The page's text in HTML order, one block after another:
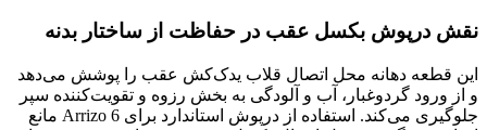
نقش درپوش بکسل عقب در حفاظت از ساختار بدنه
این قطعه دهانه محل اتصال قلاب یدک‌کش عقب را پوشش می‌دهد
و از ورود گردوغبار، آب و آلودگی به بخش رزوه و تقویت‌کننده سپر
جلوگیری می‌کند. استفاده از درپوش استاندارد برای Arrizo 6 مانع